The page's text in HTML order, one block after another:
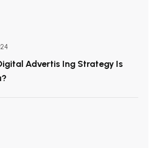
Advertis Ing Strategy Is